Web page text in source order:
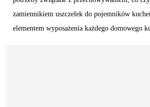
zamiennikiem uszczelek do pojemników
elementem wyposażenia każdego domowego